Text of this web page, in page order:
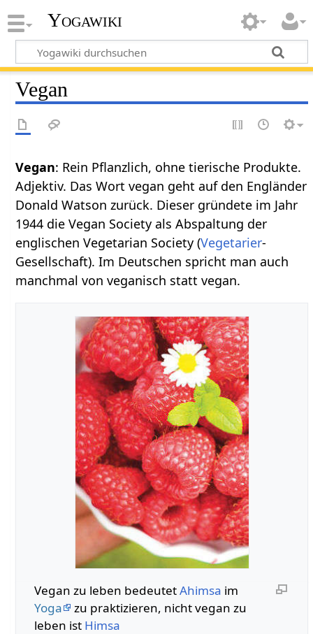
Yogawiki
Vegan
Vegan: Rein Pflanzlich, ohne tierische Produkte.
Adjektiv. Das Wort vegan geht auf den Engländer
Donald Watson zurück. Dieser gründete im Jahr
1944 die Vegan Society als Abspaltung der
englischen Vegetarian Society (Vegetarier-
Gesellschaft). Im Deutschen spricht man auch
manchmal von veganisch statt vegan.
Vegan zu leben bedeutetAhimsa im
Yoga
zu praktizieren, nicht vegan zu
leben ist Himsa